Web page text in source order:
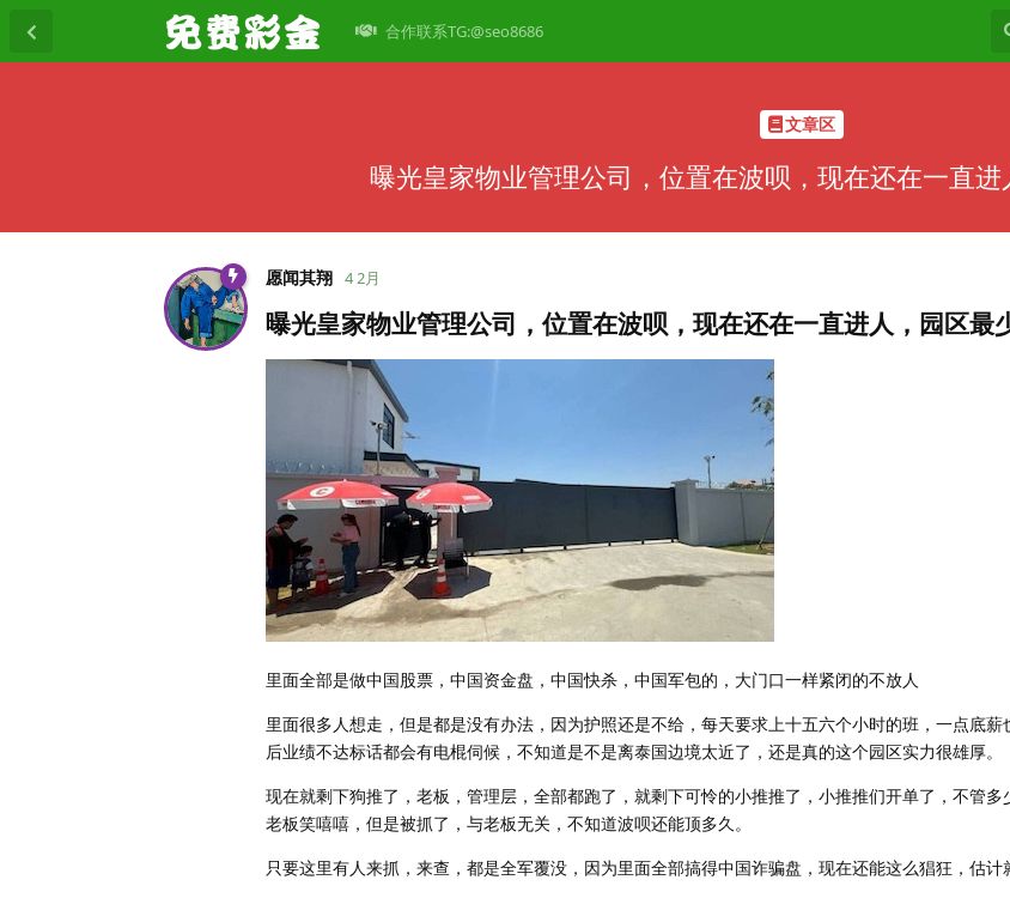
合作联系TG:@seo8686
文章区
曝光皇家物业管理公司，位置在波呗，现在还在一直进
愿闻其翔 4 2月
曝光皇家物业管理公司，位置在波呗，现在还在一直进人，园区最
里面全部是做中国股票，中国资金盘，中国快杀，中国军包的，大门口一样紧闭的不放人
里面很多人想走，但是都是没有办法，因为护照还是不给，每天要求上十五六个小时的班，一点底薪
后业绩不达标话都会有电棍伺候，不知道是不是离泰国边境太近了，还是真的这个园区实力很雄厚。
现在就剩下狗推了，老板，管理层，全部都跑了，就剩下可怜的小推推了，小推推们开单了，不管多
老板笑嘻嘻，但是被抓了，与老板无关，不知道波呗还能顶多久。
只要这里有人来抓，来查，都是全军覆没，因为里面全部搞得中国诈骗盘，现在还能这么猖狂，估计